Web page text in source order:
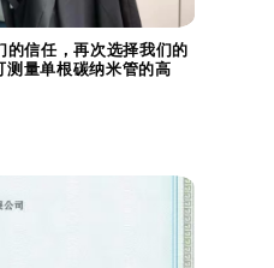
的信任，再次选择我们的
测量单根碳纳米管的高